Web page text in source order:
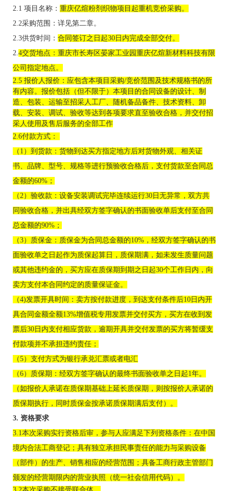
2.1 项目名称：重庆亿煊粉剂织物项目起重机竞价采购。
2.2采购范围：详见第二章。
2.3供货时间 ：合同签订之日起30 日内完成全部交付。
2.4交货地点：重庆市长寿区晏家工业园重庆亿煊新材料科技有限
公司指定地点。
2.5 报价人报价： 应包含本项目采购/竞价范围及技术规格书的所
有内容。报价包括（但不限于）本项目的合同设备的设计、制
造、包装、运输至招采人工厂、随机备品备件、技术资料、卸
载、安装、调试、验收等达到各项要求直至验收合格，并交付招
采人使用及售后服务的全部工作
2.6付款方式：
（ 1）到货款：货物到达买方指定地方后对货物外观、相关证
书、品牌、型号、规格等进行预验收合格后，支付货款至合同总
金额的60%；
（2）验收款：设备安装调试完毕连续运行30日无异常，双方共
同验收合格，并出具经双方签字确认的书面验收单后支付至合同
总金额的90%；
（3）质保金：质保金为合同总金额的10%，经双方签字确认的书
面验收单之日起作为质保起算日，质保期满，如未发生质量问题
或其他违约金的，买方应在质保期到期之日起30个工作日内，向
卖方支付本合同约定的质量保证金。
（4)发票开具时间：卖方按付款进度，到达支付条件后10日内开
具合同金额全额13%增值税专用发票并交付买方，买方在收到发
票后30日内支付相应货款，逾期开具并交付发票的买方将暂缓支
付款项并不承担违约责任；
（5）支付方式为银行承兑汇票或者电汇
（6）质保期：经双方签字确认的最终书面验收单之日起1年。
（如报价人承诺在质保期基础上延长质保期，则按报价人承诺的
质保期执行，同时质保金按承诺质保期满后支付） 。
3. 资格要求
3.1本次采购实行资格后审，参与人应满足下列资格条件：在中国
境内合法工商登记；具有独立承担民事责任的能力与采购设备
（部件）的生产、销售相应的经营范围；具备工商行政主管部门
颁发的经营期限内的营业执照（统一社会信用代码）。